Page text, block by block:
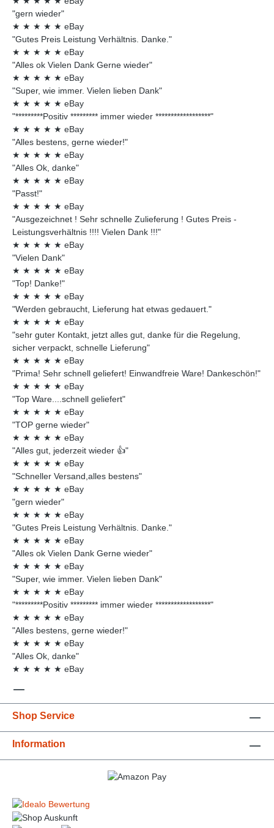
"gern wieder"
★ ★ ★ ★ ★ eBay
"Gutes Preis Leistung Verhältnis. Danke."
★ ★ ★ ★ ★ eBay
"Alles ok Vielen Dank Gerne wieder"
★ ★ ★ ★ ★ eBay
"Super, wie immer. Vielen lieben Dank"
★ ★ ★ ★ ★ eBay
"*********Positiv ********* immer wieder ******************"
★ ★ ★ ★ ★ eBay
"Alles bestens, gerne wieder!"
★ ★ ★ ★ ★ eBay
"Alles Ok, danke"
★ ★ ★ ★ ★ eBay
"Passt!"
★ ★ ★ ★ ★ eBay
"Ausgezeichnet ! Sehr schnelle Zulieferung ! Gutes Preis -
Leistungsverhältnis !!!! Vielen Dank !!!"
★ ★ ★ ★ ★ eBay
"Vielen Dank"
★ ★ ★ ★ ★ eBay
"Top! Danke!"
★ ★ ★ ★ ★ eBay
"Werden gebraucht, Lieferung hat etwas gedauert."
★ ★ ★ ★ ★ eBay
"sehr guter Kontakt, jetzt alles gut, danke für die Regelung,
sicher verpackt, schnelle Lieferung"
★ ★ ★ ★ ★ eBay
"Prima! Sehr schnell geliefert! Einwandfreie Ware! Dankeschön!"
★ ★ ★ ★ ★ eBay
"Top Ware....schnell geliefert"
★ ★ ★ ★ ★ eBay
"TOP gerne wieder"
★ ★ ★ ★ ★ eBay
"Alles gut, jederzeit wieder 👍"
★ ★ ★ ★ ★ eBay
"Schneller Versand,alles bestens"
★ ★ ★ ★ ★ eBay
"gern wieder"
★ ★ ★ ★ ★ eBay
"Gutes Preis Leistung Verhältnis. Danke."
★ ★ ★ ★ ★ eBay
"Alles ok Vielen Dank Gerne wieder"
★ ★ ★ ★ ★ eBay
"Super, wie immer. Vielen lieben Dank"
★ ★ ★ ★ ★ eBay
"*********Positiv ********* immer wieder ******************"
★ ★ ★ ★ ★ eBay
"Alles bestens, gerne wieder!"
★ ★ ★ ★ ★ eBay
"Alles Ok, danke"
★ ★ ★ ★ ★ eBay
Shop Service
Information